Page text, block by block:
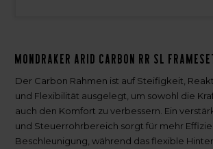
Mondraker Arid Carbon RR SL
Der Carbon Rahmen ist auf Steifigkeit,
und Flexibilität ausgelegt, um sowohl die
auch den Komfort zu verbessern. Ein
und Steuerrohrbereich sorgt für mehr
Beschleunigung, während das flexible